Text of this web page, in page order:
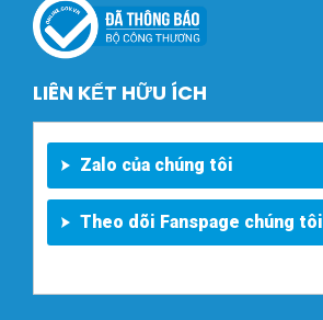
LIÊN KẾT HỮU ÍCH
Zalo của chúng tôi
Theo dõi Fanspage chúng tôi